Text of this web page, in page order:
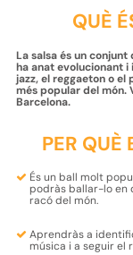
QUÈ
La salsa és un
ha anat evolucionant
jazz, el reggaeton o el
més popular del món.
Barcelona.
PER QUÈ
És un ball molt
podràs ballar-loen
racó del món.
Aprendràs a
música i a seguir el